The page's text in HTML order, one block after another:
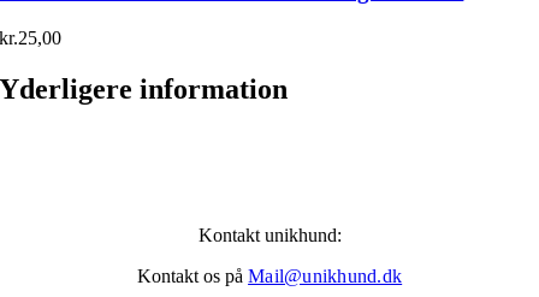
kr.25,00
Yderligere information
Kontakt unikhund:
Kontakt os på Mail@unikhund.dk